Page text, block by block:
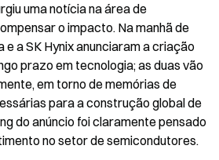
uma notícia na área de
o impacto. Na manhã de
e a SK Hynix anunciaram a criação
prazo em tecnologia; as duas vão
em torno de memórias de
para a construção global de
do anúncio foi claramente pensado
no setor de semicondutores.